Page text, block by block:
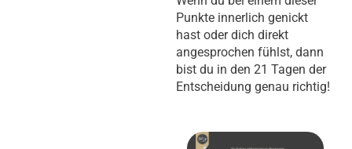
Punkte innerlich genickt
hast oder dich direkt
angesprochen fühlst, dann
bist du in den 21 Tagen der
Entscheidung genau richtig!